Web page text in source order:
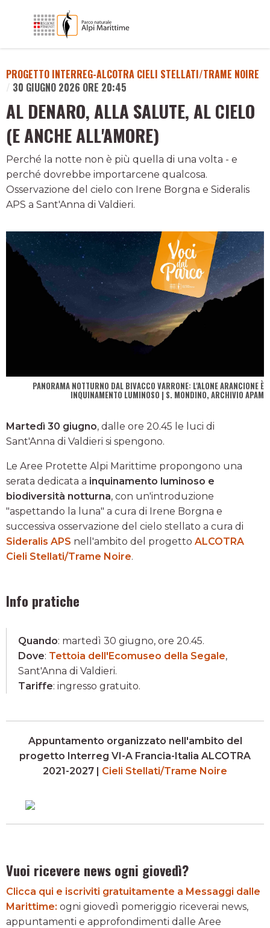
PROGETTO INTERREG-ALCOTRA CIELI STELLATI/TRAME NOIRE
/ 30 GIUGNO 2026 ORE 20:45
AL DENARO, ALLA SALUTE, AL CIELO
(E ANCHE ALL'AMORE)
Perché la notte non è più quella di una volta - e
perché dovrebbe importarcene qualcosa.
Osservazione del cielo con Irene Borgna e Sideralis
APS a Sant'Anna di Valdieri.
PANORAMA NOTTURNO DAL BIVACCO VARRONE: L'ALONE ARANCIONE È
INQUINAMENTO LUMINOSO | S. MONDINO, ARCHIVIO APAM
Martedì 30 giugno, dalle ore 20.45 le luci di
Sant'Anna di Valdieri si spengono.
Le Aree Protette Alpi Marittime propongono una
serata dedicata a inquinamento luminoso e
biodiversità notturna, con un'introduzione
"aspettando la luna" a cura di Irene Borgna e
successiva osservazione del cielo stellato a cura di
Sideralis APS nell'ambito del progetto ALCOTRA
Cieli Stellati/Trame Noire.
Info pratiche
Quando: martedì 30 giugno, ore 20.45.
Dove: Tettoia dell'Ecomuseo della Segale,
Sant'Anna di Valdieri.
Tariffe: ingresso gratuito.
Appuntamento organizzato nell'ambito del
progetto Interreg VI-A Francia-Italia ALCOTRA
2021-2027 | Cieli Stellati/Trame Noire
Vuoi ricevere news ogni giovedì?
Clicca qui e iscriviti gratuitamente a Messaggi dalle
Marittime: ogni giovedì pomeriggio riceverai news,
appuntamenti e approfondimenti dalle Aree